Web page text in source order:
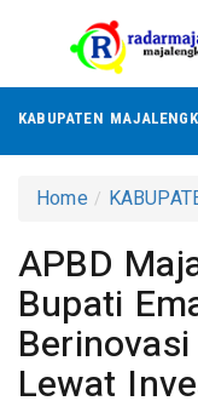
KABUPATEN
Home
APBD
Bupati
Lewat